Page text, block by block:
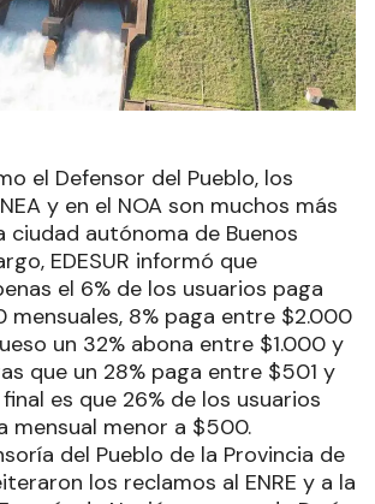
el Defensor del Pueblo, los
y en el NOA son muchos más
ciudad autónoma de Buenos
EDESUR informó que
el 6% de los usuarios paga
mensuales, 8% paga entre $2.000
un 32% abona entre $1.000 y
que un 28% paga entre $501 y
es que 26% de los usuarios
mensual menor a $500.
del Pueblo de la Provincia de
los reclamos al ENRE y a la